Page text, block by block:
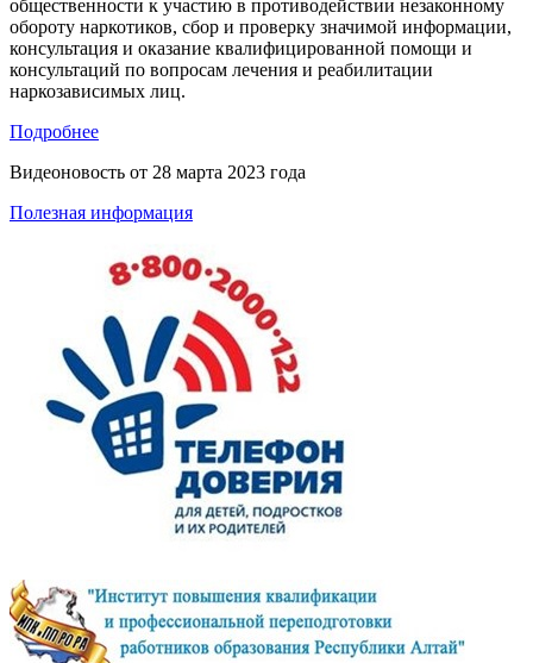
общественности к участию в противодействии незаконному
обороту наркотиков, сбор и проверку значимой информации,
консультация и оказание квалифицированной помощи и
консультаций по вопросам лечения и реабилитации
наркозависимых лиц.
Подробнее
Видеоновость от 28 марта 2023 года
Полезная информация